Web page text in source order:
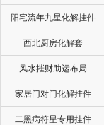
阳宅流年九星化解挂件
西北厨房化解套
风水摧财助运布局
家居门对门化解挂件
二黑病符星专用挂件